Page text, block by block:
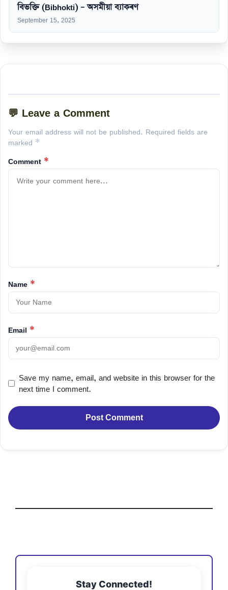
বিভক্তি (Bibhokti) – অসমীয়া ব্যাকৰণ
September 15, 2025
💬 Leave a Comment
Your email address will not be published. Required fields are
marked *
Comment *
Name *
Email *
Save my name, email, and website in this browser for the
next time I comment.
Stay Connected!